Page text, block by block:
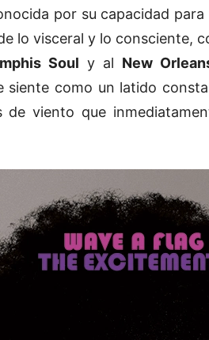
por su capacidad
lo visceral y lo consciente,
Soul y al New
siente como un latido
de viento que